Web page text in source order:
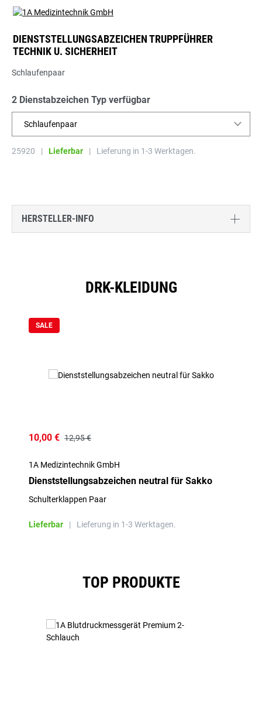
DIENSTSTELLUNGSABZEICHEN TRUPPFÜHRER
TECHNIK U. SICHERHEIT
Schlaufenpaar
2 Dienstabzeichen Typ verfügbar
Schlaufenpaar
25920 | Lieferbar | Lieferung in 1-3 Werktagen.
HERSTELLER-INFO
DRK-KLEIDUNG
SALE
10,00 € 12,95 €
1A Medizintechnik GmbH
Dienststellungsabzeichen neutral für Sakko
Schulterklappen Paar
Lieferbar | Lieferung in 1-3 Werktagen.
TOP PRODUKTE